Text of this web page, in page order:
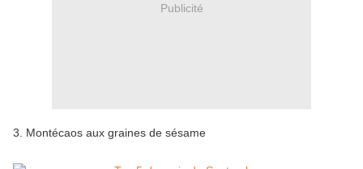
Publicité
3. Montécaos aux graines de sésame